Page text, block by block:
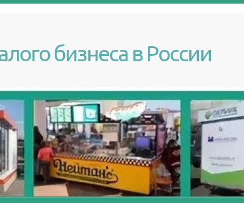
бизнеса в России